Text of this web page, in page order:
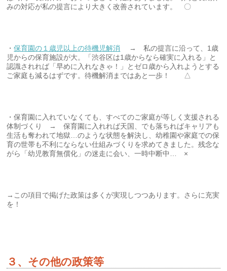
みの対応が私の提言により大きく改善されています。 〇
・保育園の１歳児以上の待機児解消 → 私の提言に沿って、1歳
児からの保育施設が大。「渋谷区は1歳からなら確実に入れる」と
認識されれば「早めに入れなきゃ！」とゼロ歳から入れようとする
ご家庭も減るはずです。待機解消まではあと一歩！ △
・保育園に入れていなくても、すべてのご家庭が等しく支援される
体制づくり → 保育園に入れれば天国、でも落ちればキャリアも
生活も奪われて地獄…のような状態を解決し、幼稚園や家庭での保
育の世帯も不利にならない仕組みづくりを求めてきました。残念な
がら「幼児教育無償化」の迷走に会い、一時中断中… ×
→この項目で掲げた政策は多くが実現しつつあります。さらに充実
を！
３、その他の政策等